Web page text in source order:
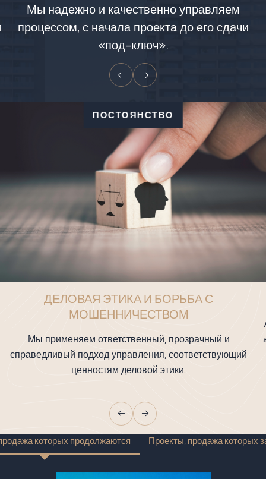
Мы надежно и качественно управляем
процессом, с начала проекта до его сдачи
«под-ключ».
ПОСТОЯНСТВО
ДЕЛОВАЯ ЭТИКА И БОРЬБА С
МОШЕННИЧЕСТВОМ
Мы применяем ответственный, прозрачный и
справедливый подход управления, соответствующий
ценностям деловой этики.
которых продолжаются Проекты, продажа которых